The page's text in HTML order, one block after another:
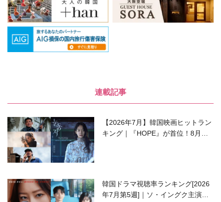
連載記事
【2026年7月】韓国映画ヒットラン
キング｜『HOPE』が首位！8月公
韓国ドラマ視聴率ランキング[2026
年7月第5週]｜ソ・イングク主演の